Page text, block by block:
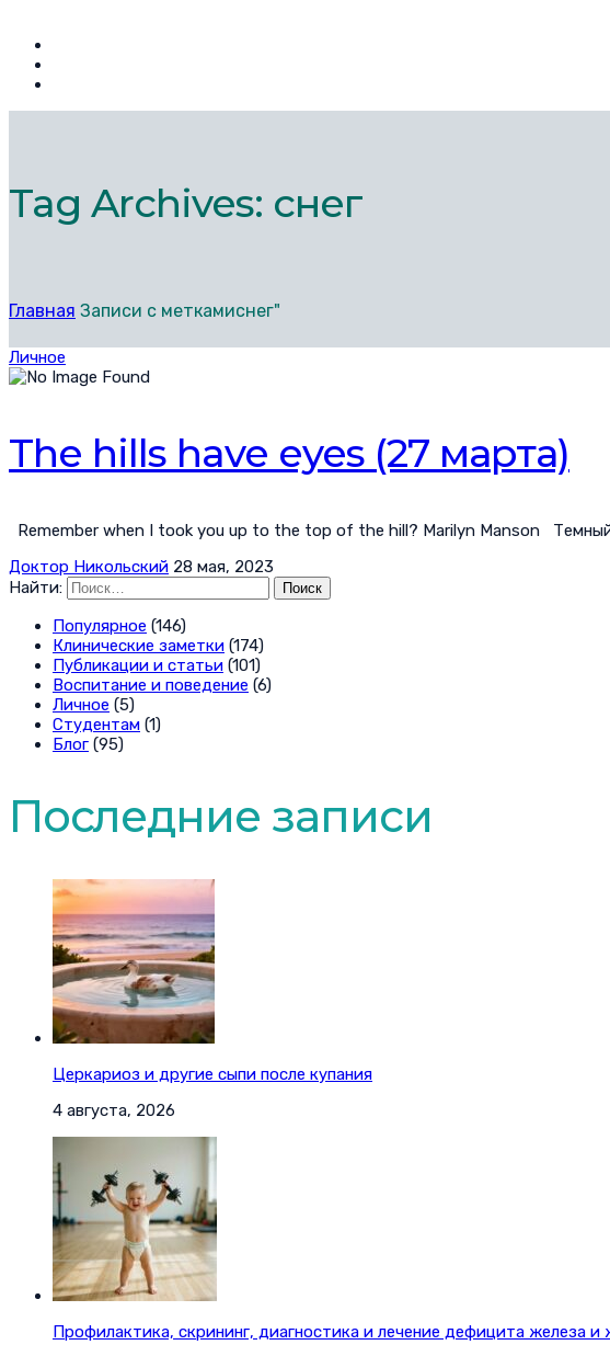
Tag Archives: снег
Главная Записи с меткамиснег"
Личное
The hills have eyes (27 марта)
Remember when I took you up to the top of the hill? Marilyn Manson
Доктор Никольский 28 мая, 2023
Найти:
Популярное (146)
Клинические заметки (174)
Публикации и статьи (101)
Воспитание и поведение (6)
Личное (5)
Студентам (1)
Блог (95)
Последние записи
Церкариоз и другие сыпи после купания
4 августа, 2026
Профилактика, скрининг, диагностика и лечение дефицита железа